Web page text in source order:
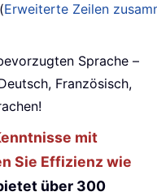
(Erweiterte Zeilen
Sprache –
Französisch,
mit
Sie Effizienz wie
über 300